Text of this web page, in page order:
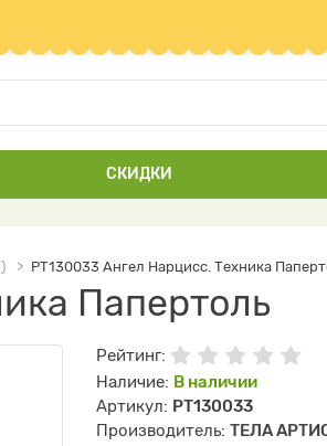
СКИДКИ
РТ130033 Ангел Нарцисс. Техника
Папертоль
Рейтинг:
Наличие: В наличии
Артикул: РТ130033
Производитель: ТЕЛА